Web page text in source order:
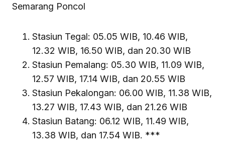
Semarang Poncol
Stasiun Tegal: 05.05 WIB, 10.46 WIB,
12.32 WIB, 16.50 WIB, dan 20.30 WIB
Stasiun Pemalang: 05.30 WIB, 11.09 WIB,
12.57 WIB, 17.14 WIB, dan 20.55 WIB
Stasiun Pekalongan: 06.00 WIB, 11.38 WIB,
13.27 WIB, 17.43 WIB, dan 21.26 WIB
Stasiun Batang: 06.12 WIB, 11.49 WIB,
13.38 WIB, dan 17.54 WIB. ***